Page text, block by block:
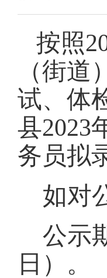
按照
（街
试、体
县2023
务员拟
如对
公示
日 ） 。